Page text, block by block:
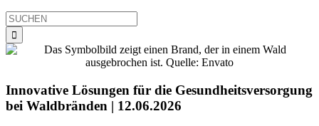
Suche
nach:
Innovative Lösungen für die Gesundheitsversorgung
bei Waldbränden | 12.06.2026